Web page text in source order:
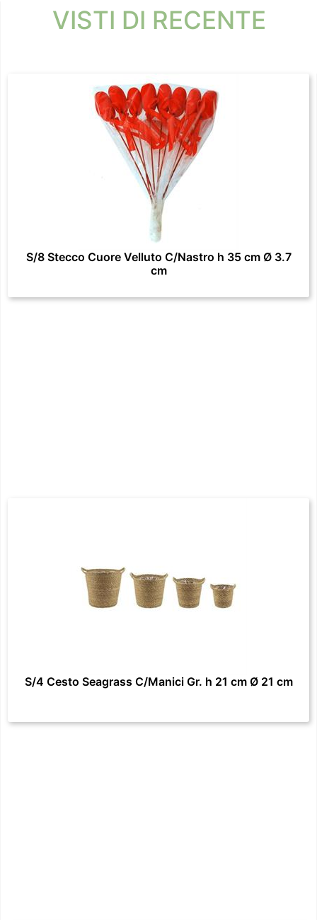
VISTI DI RECENTE
S/8 Stecco Cuore Velluto C/Nastro h 35 cm Ø 3.7
cm
S/4 Cesto Seagrass C/Manici Gr. h 21 cm Ø 21 cm